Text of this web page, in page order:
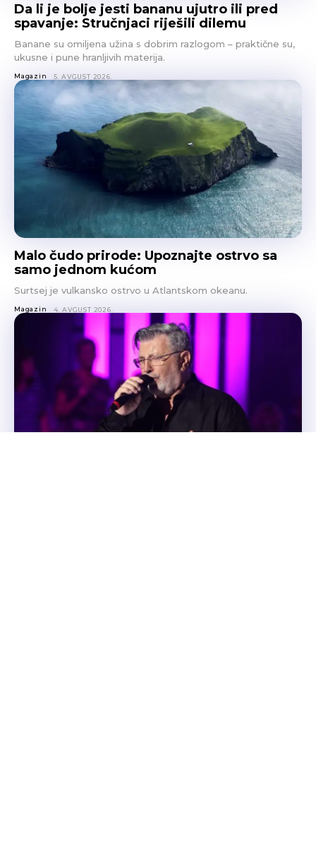
Da li je bolje jesti bananu ujutro ili pred
spavanje: Stručnjaci riješili dilemu
Banane su omiljena užina s dobrim razlogom – praktične su,
ukusne i pune hranljivih materija.
Magazin 5. AVGUST 2026.
Malo čudo prirode: Upoznajte ostrvo sa
samo jednom kućom
Surtsej je vulkansko ostrvo u Atlantskom okeanu.
Magazin 4. AVGUST 2026.